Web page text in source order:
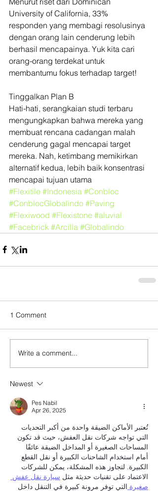
University of California, 33%
responden yang membagi resolusinya
dengan orang lain cenderung lebih
berhasil mencapainya. Yuk kita cari
orang-orang terdekat untuk
membantumu fokus terhadap target!
Tinggalkan Plan B
Hati-hati, serangkaian studi terbaru
mengungkapkan bahwa mereka yang
membuat rencana cadangan malah
cenderung gagal mencapai target
mereka. Nah, ketimbang memikirkan
alternatif kedua, lebih baik konsentrasi
mencapai tujuan utama
#Flexitile #Indonesia #Conbloc
#ConblocGlobalindo #Paving
#Flexiwood #Flexistone #aluvial
#Facebrick #Arcilla #Globalindo
1 Comment
Write a comment...
Newest
Pes Nabil
Apr 26, 2025
تُعتبر الأماكن الضيقة واحدة من أكبر التحديات
التي تواجه شركات نقل العفش، حيث قد تكون
المساحات الصغيرة أو المداخل الضيقة عائقًا
أمام استخدام الشاحنات الكبيرة أو نقل القطع
الكبيرة. لتجاوز هذه المشكلة، يمكن للشركات
الاعتماد على تقنيات حديثة مثل سيارة نقل عفش
صغيرة التي توفر مرونة كبيرة في التنقل داخل